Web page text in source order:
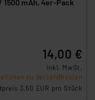
1500 mAh, 4er-Pack
14,00 €
inkl. MwSt.
zu Versandkosten
3.50 EUR pro Stück